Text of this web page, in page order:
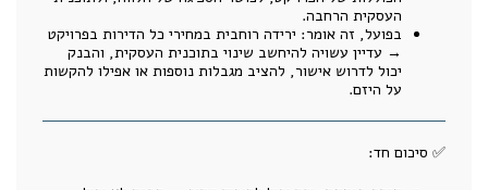
העסקית הרחבה.
בפועל, זה אומר: ירידה רוחבית במחירי כל הדירות בפרויקט
→ עדיין עשויה להיחשב שינוי בתוכנית העסקית, והבנק
יכול לדרוש אישור, להציב מגבלות נוספות או אפילו להקשות
על היזם.
✅ סיכום חד: